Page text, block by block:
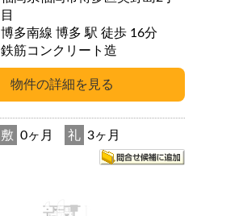
目
博多南線 博多 駅 徒歩 16分
鉄筋コンクリート造
敷 0ヶ月 礼 3ヶ月